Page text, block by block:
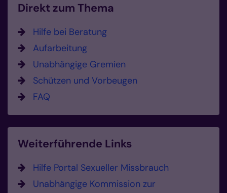
Direkt zum Thema
Hilfe bei Beratung
Aufarbeitung
Unabhängige Gremien
Schützen und Vorbeugen
FAQ
Weiterführende Links
Hilfe Portal Sexueller Missbrauch
Unabhängige Kommission zur